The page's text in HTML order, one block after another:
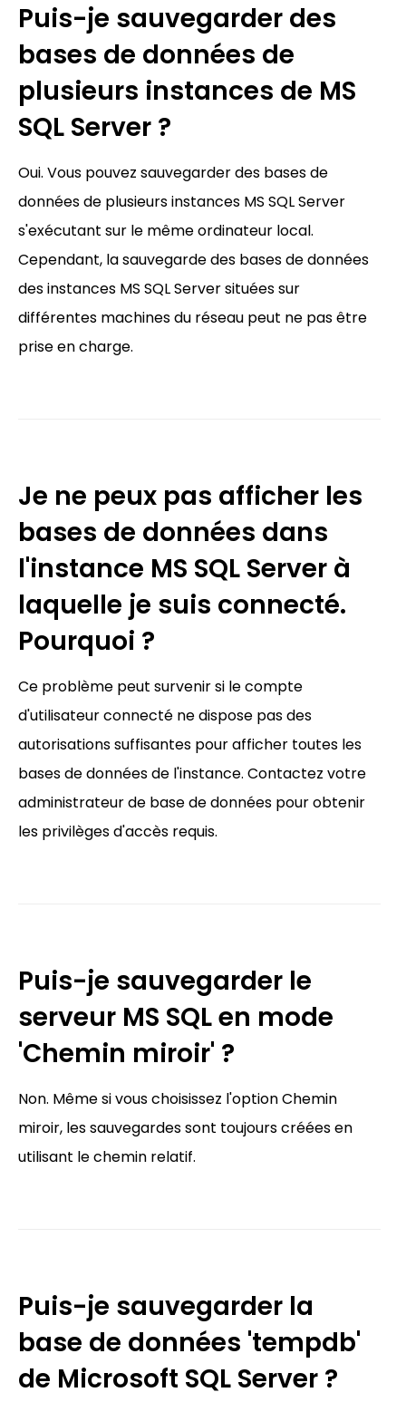
Puis-je sauvegarder des
bases de données de
plusieurs instances de MS
SQL Server ?
Oui. Vous pouvez sauvegarder des bases de
données de plusieurs instances MS SQL Server
s'exécutant sur le même ordinateur local.
Cependant, la sauvegarde des bases de données
des instances MS SQL Server situées sur
différentes machines du réseau peut ne pas être
prise en charge.
Je ne peux pas afficher les
bases de données dans
l'instance MS SQL Server à
laquelle je suis connecté.
Pourquoi ?
Ce problème peut survenir si le compte
d'utilisateur connecté ne dispose pas des
autorisations suffisantes pour afficher toutes les
bases de données de l'instance. Contactez votre
administrateur de base de données pour obtenir
les privilèges d'accès requis.
Puis-je sauvegarder le
serveur MS SQL en mode
'Chemin miroir' ?
Non. Même si vous choisissez l'option Chemin
miroir, les sauvegardes sont toujours créées en
utilisant le chemin relatif.
Puis-je sauvegarder la
base de données 'tempdb'
de Microsoft SQL Server ?